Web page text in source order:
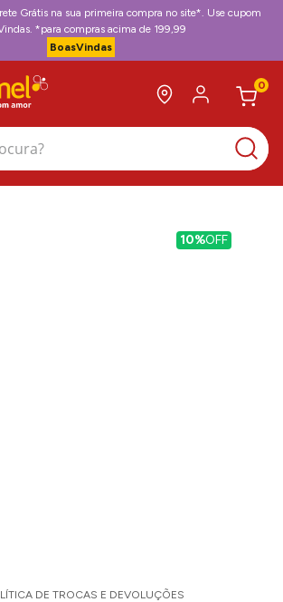
Grátis na sua primeira compra no site*. Use cupom
*para compras acima de 199,99
BoasVindas
0
10%OFF
DE TROCAS E DEVOLUÇÕES